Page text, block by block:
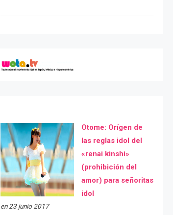
Otome: Orígen de
las reglas idol del
«renai kinshi»
(prohibición del
amor) para señoritas
idol
en 23 junio 2017